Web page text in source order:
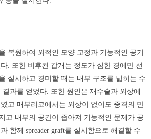
복원하여 외적인 모양 교정과 기능적인 공기
. 또한 비후된 갑개는 정도가 심한 경에만 선
실시하고 경미할 때는 내부 구조를 넓히는 수
과를 얻었다. 또한 원인은 재수술과 외상에
고 매부리코에서는 외상이 없이도 중격의 만
고 내부의 공간이 좁아져 기능적인 문제가 공
함께 spreader graft를 실시함으로 해결할 수